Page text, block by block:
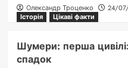
Олександр Троценко
24/
Історія
Цікаві факти
Шумери: перша
спадок